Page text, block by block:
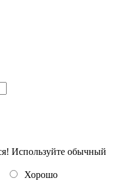
Используйте обычный
Хорошо